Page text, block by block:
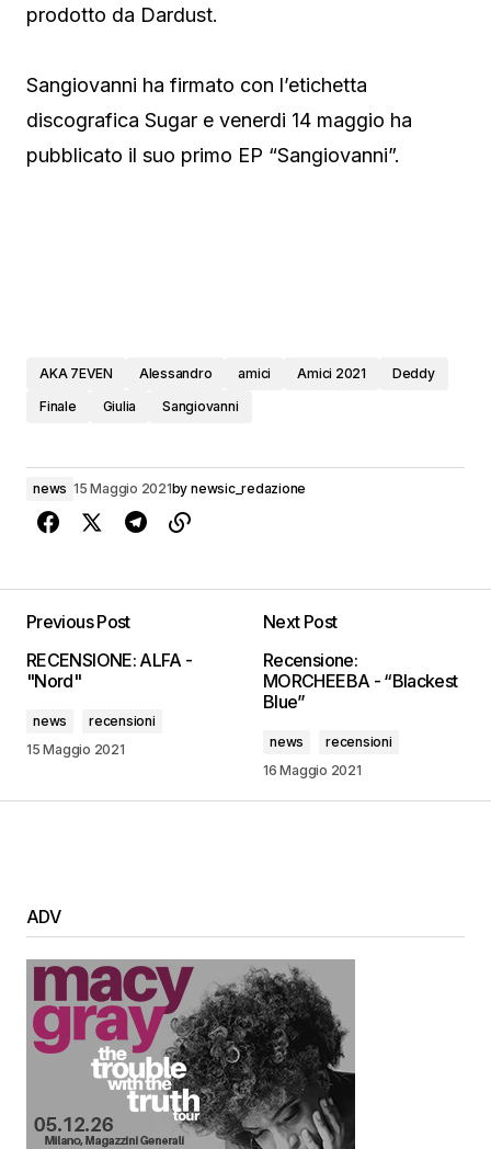
prodotto da Dardust.
Sangiovanni ha firmato con l’etichetta
discografica Sugar e venerdi 14 maggio ha
pubblicato il suo primo EP “Sangiovanni”.
AKA 7EVEN Alessandro amici Amici 2021
Deddy
Finale
Giulia Sangiovanni
news 15 Maggio 2021by newsic_redazione
Previous Post
RECENSIONE: ALFA -
"Nord"
news
recensioni
15 Maggio 2021
Next Post
Recensione:
MORCHEEBA - “Blackest
Blue”
news
recensioni
16 Maggio 2021
ADV